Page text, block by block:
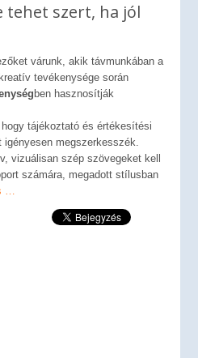
tehet szert, ha jól
várunk, akik távmunkában a
tevékenysége során
ben hasznosítják
tájékoztató és értékesítési
megszerkesszék.
vizuálisan szép szövegeket kell
számára, megadott stílusban
…